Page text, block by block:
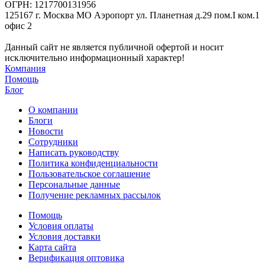
ОГРН: 1217700131956
125167 г. Москва МО Аэропорт ул. Планетная д.29 пом.I ком.1
офис 2
Данный сайт не является публичной офертой и носит
исключительно информационный характер!
Компания
Помощь
Блог
О компании
Блоги
Новости
Сотрудники
Написать руководству
Политика конфиденциальности
Пользовательское соглашение
Персональные данные
Получение рекламных рассылок
Помощь
Условия оплаты
Условия доставки
Карта сайта
Верификация оптовика